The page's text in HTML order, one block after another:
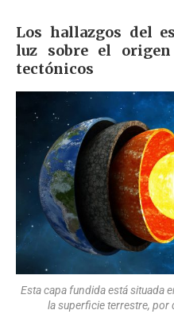
Los hallazgos del
luz sobre el
tectónicos
Esta capa fundida está situada
la superficie terrestre, por